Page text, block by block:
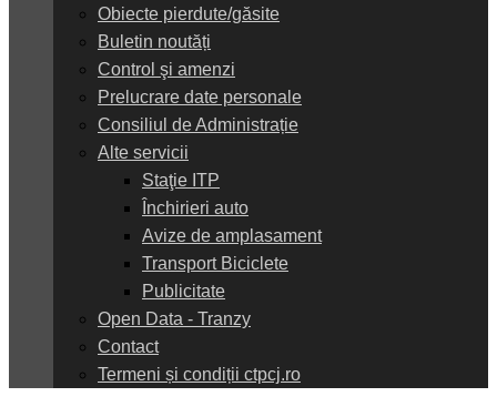
Obiecte pierdute/găsite
Buletin noutăți
Control şi amenzi
Prelucrare date personale
Consiliul de Administrație
Alte servicii
Staţie ITP
Închirieri auto
Avize de amplasament
Transport Biciclete
Publicitate
Open Data - Tranzy
Contact
Termeni și condiții ctpcj.ro